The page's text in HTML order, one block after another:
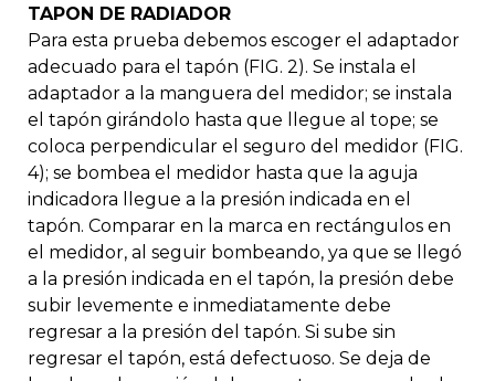
TAPON DE RADIADOR
Para esta prueba debemos escoger el adaptador
adecuado para el tapón (FIG. 2). Se instala el
adaptador a la manguera del medidor; se instala
el tapón girándolo hasta que llegue al tope; se
coloca perpendicular el seguro del medidor (FIG.
4); se bombea el medidor hasta que la aguja
indicadora llegue a la presión indicada en el
tapón. Comparar en la marca en rectángulos en
el medidor, al seguir bombeando, ya que se llegó
a la presión indicada en el tapón, la presión debe
subir levemente e inmediatamente debe
regresar a la presión del tapón. Si sube sin
regresar el tapón, está defectuoso. Se deja de